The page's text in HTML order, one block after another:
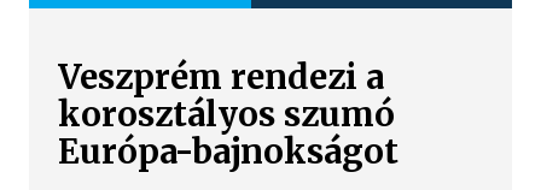
Veszprém rendezi a
korosztályos szumó
Európa-bajnokságot